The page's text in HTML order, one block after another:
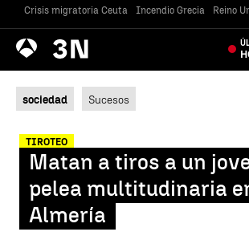
Crisis migratoria Ceuta Incendio Grecia Reino
Antena
3 Noticias
sociedad Sucesos
TIROTEO
Matan a tiros a un
pelea multitudinaria
Almería